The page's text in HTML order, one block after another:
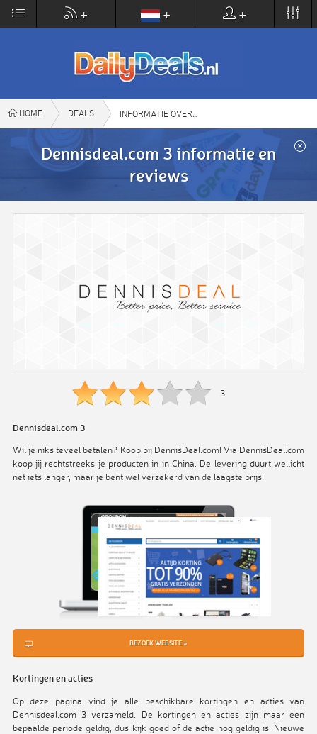
×
DailyDeals.nl
www.dailydeals.nl
VIEW
+ + +
HOME DEALS INFORMATIE OVER
Dennisdeal.com 3 informatie en
reviews
3
Dennisdeal.com 3
Wil je niks teveel betalen? Koop bij DennisDeal.com! Via DennisDeal.com
koop jij rechtstreeks je producten in in China. De levering duurt wellicht
net iets langer, maar je bent wel verzekerd van de laagste prijs!
BEZOEK WEBSITE »
Kortingen en acties
Op deze pagina vind je alle beschikbare kortingen en acties van
Dennisdeal.com 3 verzameld. De kortingen en acties zijn maar een
bepaalde periode geldig, dus kijk goed of de actie nog geldig is. Nieuwe